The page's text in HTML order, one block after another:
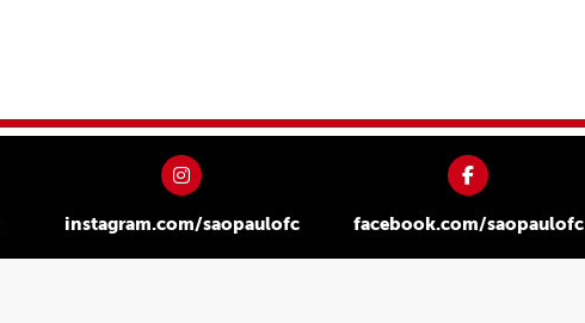
instagram.com/saopaulofc facebook.com/saopaulofc